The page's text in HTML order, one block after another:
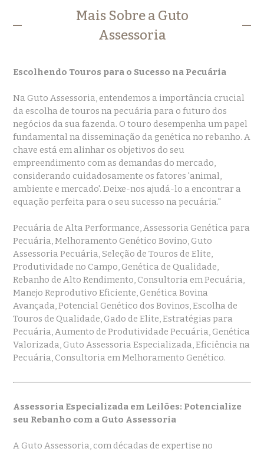
Mais Sobre a Guto
Assessoria
Escolhendo Touros para o Sucesso na Pecuária
Na Guto Assessoria, entendemos a importância crucial
da escolha de touros na pecuária para o futuro dos
negócios da sua fazenda. O touro desempenha um papel
fundamental na disseminação da genética no rebanho. A
chave está em alinhar os objetivos do seu
empreendimento com as demandas do mercado,
considerando cuidadosamente os fatores 'animal,
ambiente e mercado'. Deixe-nos ajudá-lo a encontrar a
equação perfeita para o seu sucesso na pecuária."
Pecuária de Alta Performance, Assessoria Genética para
Pecuária, Melhoramento Genético Bovino, Guto
Assessoria Pecuária, Seleção de Touros de Elite,
Produtividade no Campo, Genética de Qualidade,
Rebanho de Alto Rendimento, Consultoria em Pecuária,
Manejo Reprodutivo Eficiente, Genética Bovina
Avançada, Potencial Genético dos Bovinos, Escolha de
Touros de Qualidade, Gado de Elite, Estratégias para
Pecuária, Aumento de Produtividade Pecuária, Genética
Valorizada, Guto Assessoria Especializada, Eficiência na
Pecuária, Consultoria em Melhoramento Genético.
Assessoria Especializada em Leilões: Potencialize
seu Rebanho com a Guto Assessoria
A Guto Assessoria, com décadas de expertise no